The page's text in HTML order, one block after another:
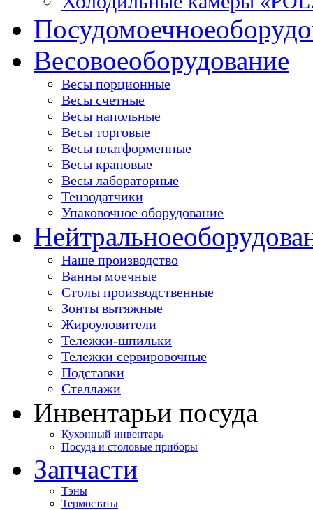
Посудомоечное
Весовоеоборудование
Весы порционные
Весы счетные
Весы напольные
Весы торговые
Весы платформенные
Весы крановые
Весы лабораторные
Тензодатчики
Упаковочное оборудование
Нейтральное
Наше производство
Ванны моечные
Столы производственные
Зонты вытяжные
Жироуловители
Тележки-шпильки
Тележки сервировочные
Подставки
Стеллажи
Инвентарьи посуда
Кухонный инвентарь
Посуда и столовые приборы
Запчасти
Тэны
Термостаты